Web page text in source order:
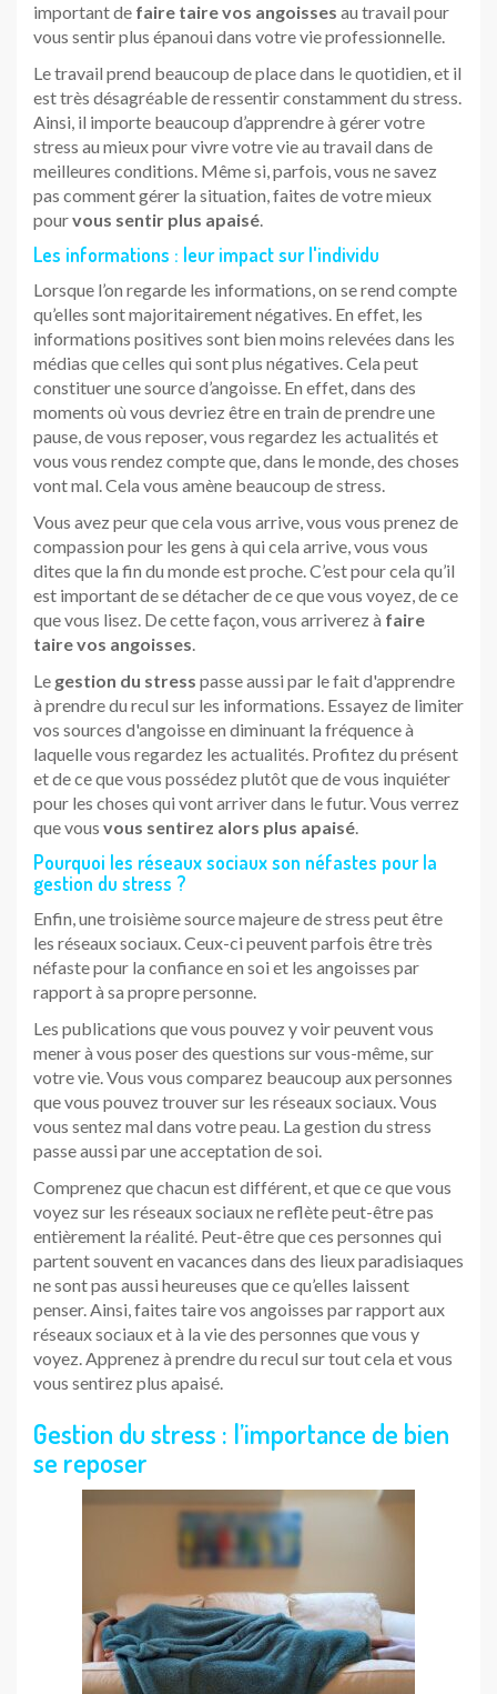
important de faire taire vos angoisses au travail pour
vous sentir plus épanoui dans votre vie professionnelle.
Le travail prend beaucoup de place dans le quotidien, et il
est très désagréable de ressentir constamment du stress.
Ainsi, il importe beaucoup d’apprendre à gérer votre
stress au mieux pour vivre votre vie au travail dans de
meilleures conditions. Même si, parfois, vous ne savez
pas comment gérer la situation, faites de votre mieux
pourvous sentir plus apaisé.
Les informations : leur impact sur l'individu
Lorsque l’on regarde les informations, on se rend compte
qu’elles sont majoritairement négatives. En effet, les
informations positives sont bien moins relevées dans les
médias que celles qui sont plus négatives. Cela peut
constituer une source d’angoisse. En effet, dans des
moments où vous devriez être en train de prendre une
pause, de vous reposer, vous regardez les actualités et
vous vous rendez compte que, dans le monde, des choses
vont mal. Cela vous amène beaucoup de stress.
Vous avez peur que cela vous arrive, vous vous prenez de
compassion pour les gens à qui cela arrive, vous vous
dites que la fin du monde est proche. C’est pour cela qu’il
est important de se détacher de ce que vous voyez, de ce
que vous lisez. De cette façon, vous arriverez à faire
taire vos angoisses.
Le gestion du stress passe aussi par le fait d'apprendre
à prendre du recul sur les informations. Essayez de limiter
vos sources d'angoisse en diminuant la fréquence à
laquelle vous regardez les actualités. Profitez du présent
et de ce que vous possédez plutôt que de vous inquiéter
pour les choses qui vont arriver dans le futur. Vous verrez
que vous vous sentirez alors plus apaisé.
Pourquoi les réseaux sociaux son néfastes pour la
gestion du stress ?
Enfin, une troisième source majeure de stress peut être
les réseaux sociaux. Ceux-ci peuvent parfois être très
néfaste pour la confiance en soi et les angoisses par
rapport à sa propre personne.
Les publications que vous pouvez y voir peuvent vous
mener à vous poser des questions sur vous-même, sur
votre vie. Vous vous comparez beaucoup aux personnes
que vous pouvez trouver sur les réseaux sociaux. Vous
vous sentez mal dans votre peau. La gestion du stress
passe aussi par une acceptation de soi.
Comprenez que chacun est différent, et que ce que vous
voyez sur les réseaux sociaux ne reflète peut-être pas
entièrement la réalité. Peut-être que ces personnes qui
partent souvent en vacances dans des lieux paradisiaques
ne sont pas aussi heureuses que ce qu’elles laissent
penser. Ainsi, faites taire vos angoisses par rapport aux
réseaux sociaux et à la vie des personnes que vous y
voyez. Apprenez à prendre du recul sur tout cela et vous
vous sentirez plus apaisé.
Gestion du stress : l’importance de bien
se reposer